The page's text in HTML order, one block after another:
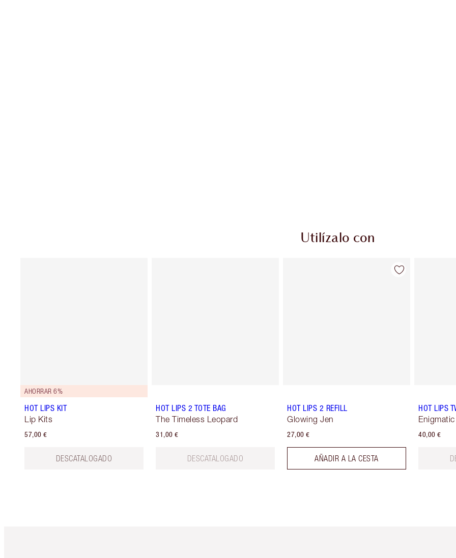
Utilízalo con
AHORRAR 6%
HOT LIPS KIT
Lip Kits
57,00 €
DESCATALOGADO
HOT LIPS 2 TOTE BAG
The Timeless Leopard
31,00 €
DESCATALOGADO
HOT LIPS 2 REFILL
Glowing Jen
27,00 €
AÑADIR A LA CESTA
HOT LIPS
40,00 €